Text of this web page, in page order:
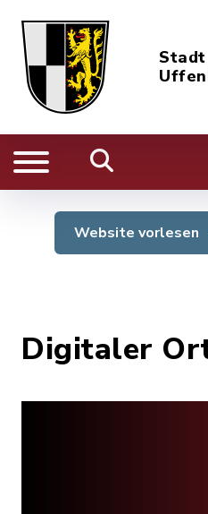
Stadt
Website vorlesen
Digitaler